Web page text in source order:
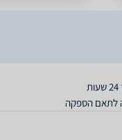
לתאם הספקה